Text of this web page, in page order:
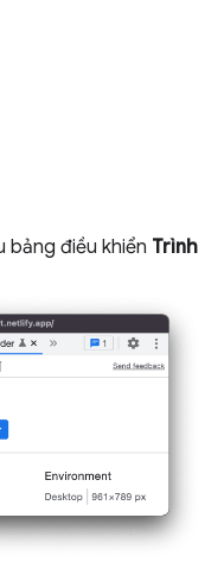
bảng điều khiển Trình